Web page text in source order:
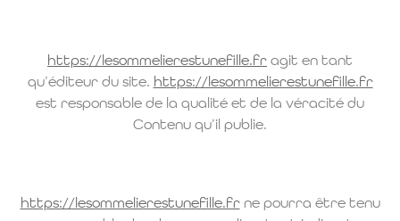
https://lesommelierestunefille.fr agit en tant
qu’éditeur du site. https://lesommelierestunefille.fr
est responsable de la qualité et de la véracité du
Contenu qu’il publie.
https://lesommelierestunefille.frne pourra être tenu